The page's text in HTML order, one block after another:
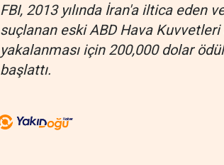
FBI, 2013 yılında İran'a iltica
suçlanan eski ABD Hava
yakalanması için 200,000 dolar
başlattı.